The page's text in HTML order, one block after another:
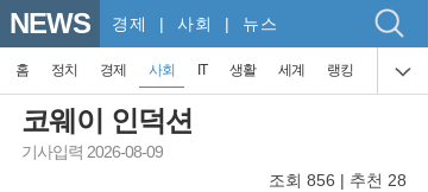
NEWS 경제 | 사회 | 뉴스
홈 정치 경제 사회 IT 생활 세계 랭킹
코웨이 인덕션
기사입력 2026-08-09
조회 856 | 추천 28